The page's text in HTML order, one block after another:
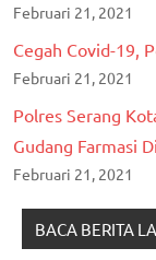
Februari 21, 2021
Cegah Covid-19,
Februari 21, 2021
Polres Serang
Gudang Farmasi
Februari 21, 2021
BACA BERITA